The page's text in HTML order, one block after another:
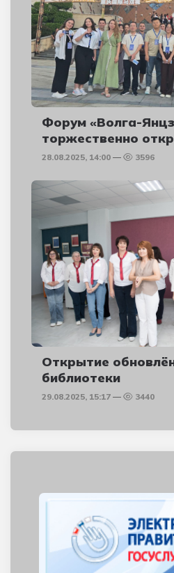
Форум «Волга-
торжественно
28.08.2025, 14:00 3596
Открытие
библиотеки
29.08.2025, 15:17 3440